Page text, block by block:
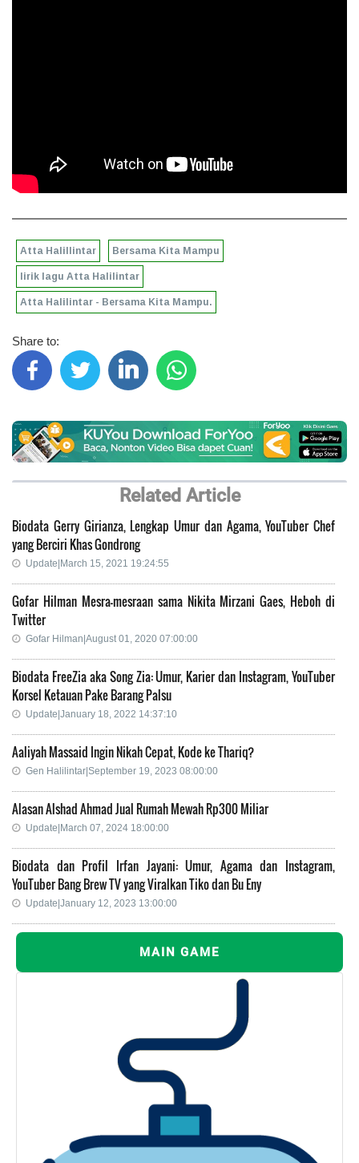
Atta Halillintar Bersama Kita Mampu
lirik lagu Atta Halilintar
Atta Halilintar - Bersama Kita Mampu.
Share to:
Related Article
Biodata Gerry Girianza, Lengkap Umur dan Agama, YouTuber Chef
yang Berciri Khas Gondrong
Update|March 15, 2021 19:24:55
Gofar Hilman Mesra-mesraan sama Nikita Mirzani Gaes, Heboh di
Twitter
Gofar Hilman|August 01, 2020 07:00:00
Biodata FreeZia aka Song Zia: Umur, Karier dan Instagram, YouTuber
Korsel Ketauan Pake Barang Palsu
Update|January 18, 2022 14:37:10
Aaliyah Massaid Ingin Nikah Cepat, Kode ke Thariq?
Gen Halilintar|September 19, 2023 08:00:00
Alasan Alshad Ahmad Jual Rumah Mewah Rp300 Miliar
Update|March 07, 2024 18:00:00
Biodata dan Profil Irfan Jayani: Umur, Agama dan Instagram,
YouTuber Bang Brew TV yang Viralkan Tiko dan Bu Eny
Update|January 12, 2023 13:00:00
MAIN GAME